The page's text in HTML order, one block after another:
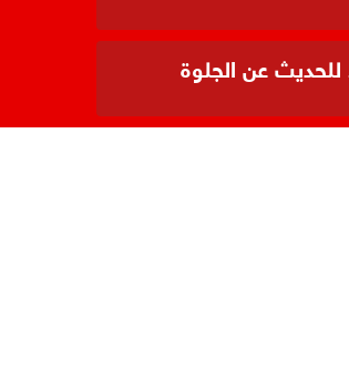
للحديث عن الجلوة